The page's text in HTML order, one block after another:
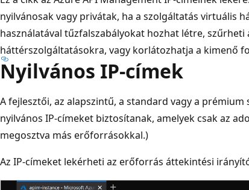
nyilvánosak vagy privátak, ha a szolgáltatás virtuális
használatával tűzfalszabályokat hozhat létre,
háttérszolgáltatásokra, vagy korlátozhatja a kimenő
Nyilvános IP-címek
A fejlesztői, az alapszintű, a standard vagy a
nyilvános IP-címeket biztosítanak, amelyek csak az
megosztva más erőforrásokkal.)
Az IP-címeket lekérheti az erőforrás áttekintési